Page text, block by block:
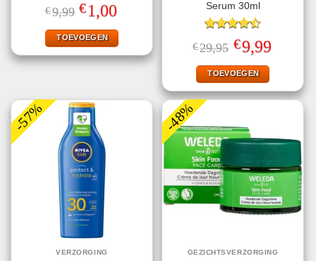
€9,99 Oorspronkelijke
prijs
was:
€9,99.
€1,00
is:
€1,00.
TOEVOEGEN
Serum 30ml
Gewaardeerd
4.50uit 5
€29,95 Oorspronkelijke
prijs
was:
€29,95.
€9,99Huidige
prijs
TOEVOEGEN
-57%
VERZORGING
-48%
GEZICHTSVERZORGING